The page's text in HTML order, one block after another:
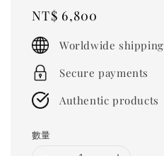
Regular
price
NT$ 6,800
Worldwide shipping
Secure payments
Authentic products
數量